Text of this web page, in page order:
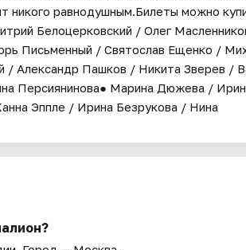
никого равнодушным.Билеты можно
Белоцерковский / Олег
Письменный / Святослав Ещенко /
/ Александр Пашков / Никита Зверев /
Персиянинова● Марина Дюжева /
Эппле / Ирина Безрукова / Нина